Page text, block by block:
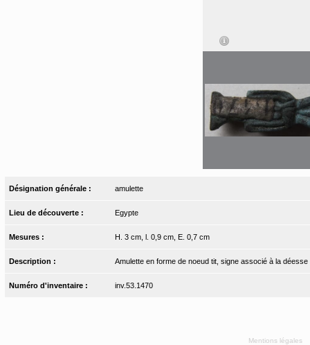
Désignation générale : amulette
Lieu de découverte : Egypte
Mesures : H. 3 cm, l. 0,9 cm, E. 0,7 cm
Description : Amulette en forme de noeud tit, signe associé à la
Numéro d'inventaire : inv.53.1470
Mentions légales